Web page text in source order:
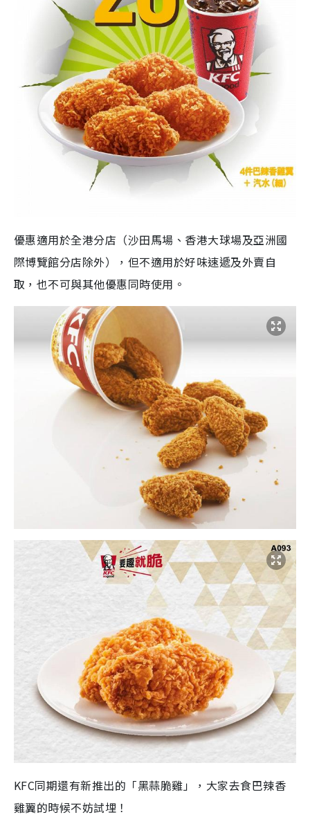
優惠適用於全港分店（沙田馬場、香港大球場及亞洲國
際博覽館分店除外），但不適用於好味速遞及外賣自
取，也不可與其他優惠同時使用。
KFC同期還有新推出的「黑蒜脆雞」，大家去食巴辣香
雞翼的時候不妨試埋！